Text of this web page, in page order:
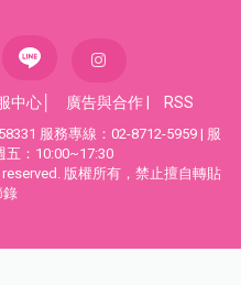
中心 廣告與合作 RSS
服務專線：02-8712-5959 | 服
五：10:00~17:30
版權所有，禁止擅自轉貼
錄